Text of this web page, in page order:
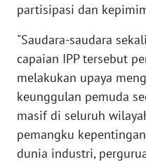
partisipasi dan
"Saudara-saudara
capaian IPP tersebut
melakukan upaya
keunggulan pemuda
masif di seluruh
pemangku
dunia industri,
PAPUA
WN
PAPUA
BARAT
WN